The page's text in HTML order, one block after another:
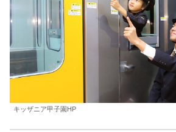
キッザニア甲子園HP